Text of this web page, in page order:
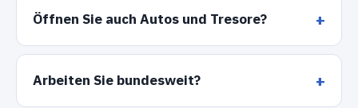
Öffnen Sie auch Autos und Tresore?
Arbeiten Sie bundesweit?